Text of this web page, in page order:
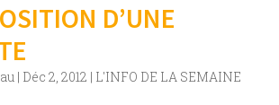
D’UNE
| Déc 2, 2012 | L'INFO DE LA SEMAINE